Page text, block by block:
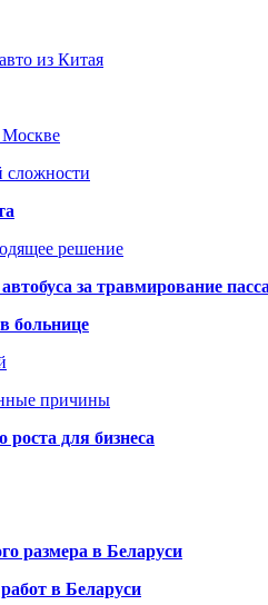
из Китая
Москве
сложности
решение
за травмирование
больнице
причины
для бизнеса
размера в Беларуси
в Беларуси